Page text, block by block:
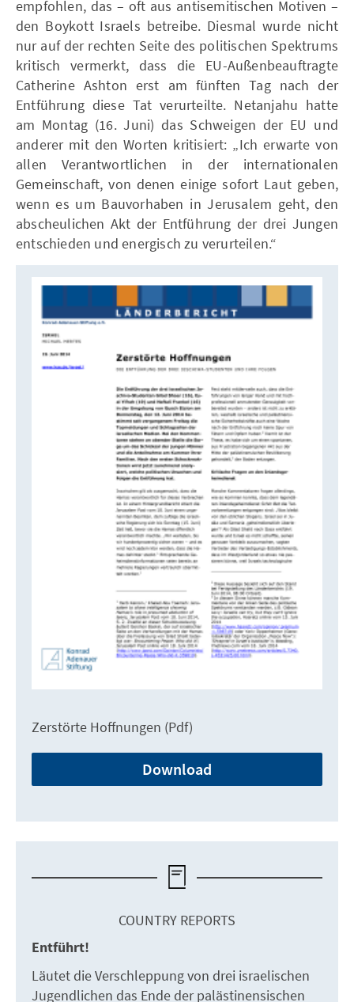
empfohlen, das – oft aus antisemitischen Motiven –
den Boykott Israels betreibe. Diesmal wurde nicht
nur auf der rechten Seite des politischen Spektrums
kritisch vermerkt, dass die EU-Außenbeauftragte
Catherine Ashton erst am fünften Tag nach der
Entführung diese Tat verurteilte. Netanjahu hatte
am Montag (16. Juni) das Schweigen der EU und
anderer mit den Worten kritisiert: „Ich erwarte von
allen Verantwortlichen in der internationalen
Gemeinschaft, von denen einige sofort Laut geben,
wenn es um Bauvorhaben in Jerusalem geht, den
abscheulichen Akt der Entführung der drei Jungen
entschieden und energisch zu verurteilen.“
Zerstörte Hoffnungen (Pdf)
Download
COUNTRY REPORTS
Entführt!
Läutet die Verschleppung von drei israelischen
Jugendlichen das Ende der palästinensischen